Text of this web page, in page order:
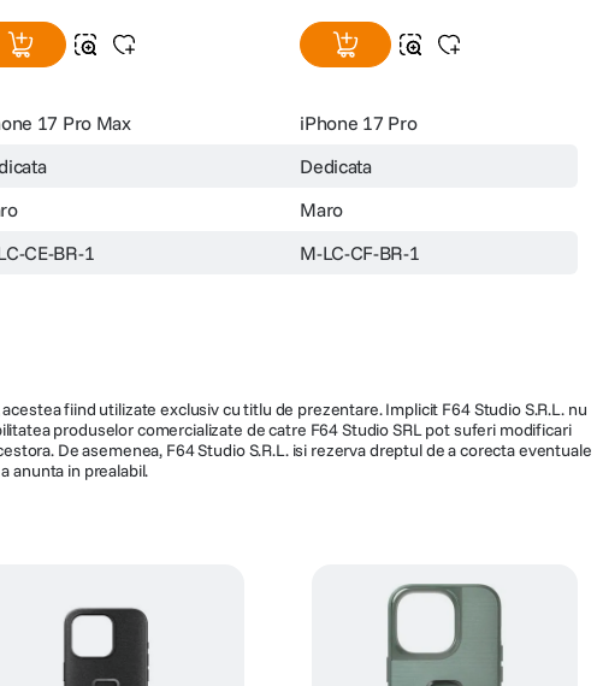
17 Pro Max
iPhone 17 Pro
Dedicata
Maro
CE-BR-1 M-LC-CF-BR-1
fiind utilizate exclusiv cu titlu de prezentare. Implicit F64 Studio S.R.L. nu
produselor comercializate de catre F64 Studio SRL pot suferi modificari
De asemenea, F64 Studio S.R.L. isi rezerva dreptul de a corecta eventuale
anunta in prealabil.